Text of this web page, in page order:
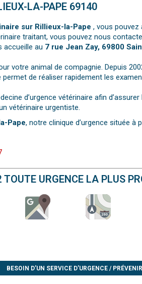
LA-PAPE 69140
sur Rillieux-la-Pape , vous pouvez
traitant, vous pouvez nous
accueille au 7 rue Jean Zay, 69800
votre animal de compagnie. Depuis
de réaliser rapidement les
d’urgence vétérinaire afin
vétérinaire urgentiste.
Pape, notre clinique d’urgence située à
URGENCE LA PLUS
BESOIN D’UN SERVICE D’URGENCE /